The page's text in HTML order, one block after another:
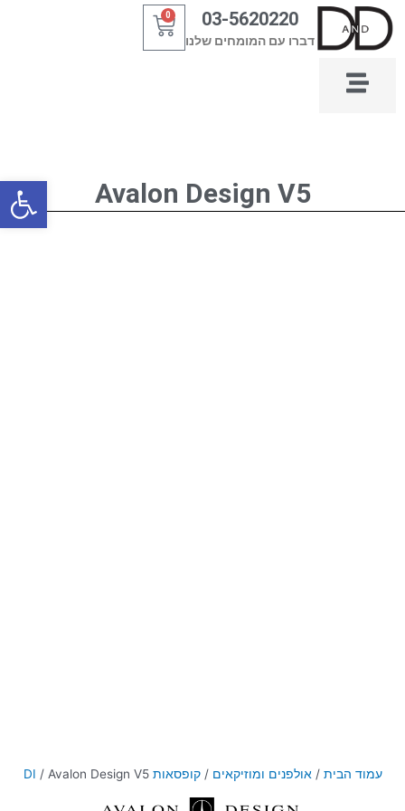
דילוג
לתוכן
03-5620220
דברו עם המומחים שלנו
0
עגלת
קניות
Avalon Design V5
עמוד הבית /אולפנים ומוזיקאים /קופסאות DI/ Avalon Design V5
פתח